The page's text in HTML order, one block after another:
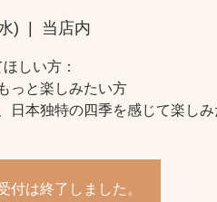
) 当店内
しい方：
っと楽しみたい方
日本独特の四季を感じて楽し
付は終了しました。